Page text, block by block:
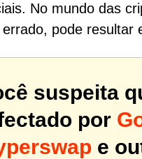
No mundo das
pode resultar
suspeita
por
e